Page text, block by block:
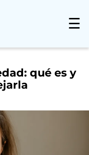
☰
qué es y